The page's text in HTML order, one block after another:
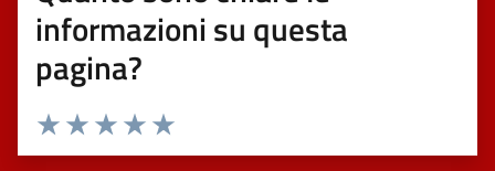
informazioni su questa
pagina?
Valuta 5 stelle su 5
Valuta 4 stelle su 5
Valuta 3 stelle su 5
Valuta 2 stelle su 5
Valuta 1 stelle su 5